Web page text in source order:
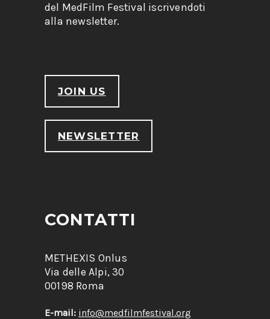
del MedFilm Festival iscrivendoti
alla newsletter.
JOIN US
NEWSLETTER
CONTATTI
METHEXIS Onlus
Via delle Alpi, 30
00198 Roma
E-mail: info@medfilmfestival.org